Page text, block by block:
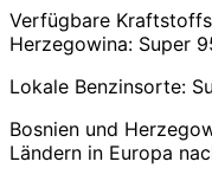
Verfügbare
Herzegowina: Super
Lokale Benzinsorte:
Bosnien und
Ländern in Europa